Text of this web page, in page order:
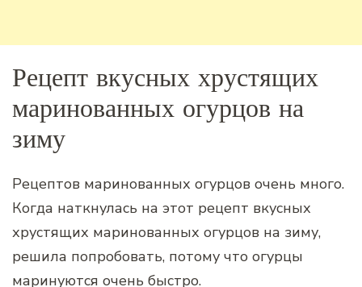
Рецепт вкусных хрустящих
маринованных огурцов на
зиму
Рецептов маринованных огурцов очень много.
Когда наткнулась на этот рецепт вкусных
хрустящих маринованных огурцов на зиму,
решила попробовать, потому что огурцы
маринуются очень быстро.